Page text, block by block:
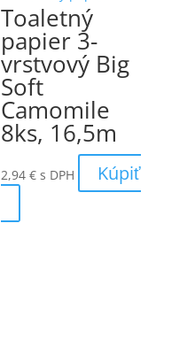
Toaletný
papier 3-
vrstvový Big
Soft
Camomile
8ks, 16,5m
2,94 € s DPH Kúpiť